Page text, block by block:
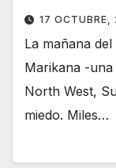
17 OCTUBRE,
La mañana
Marikana -
North West,
miedo. Miles…